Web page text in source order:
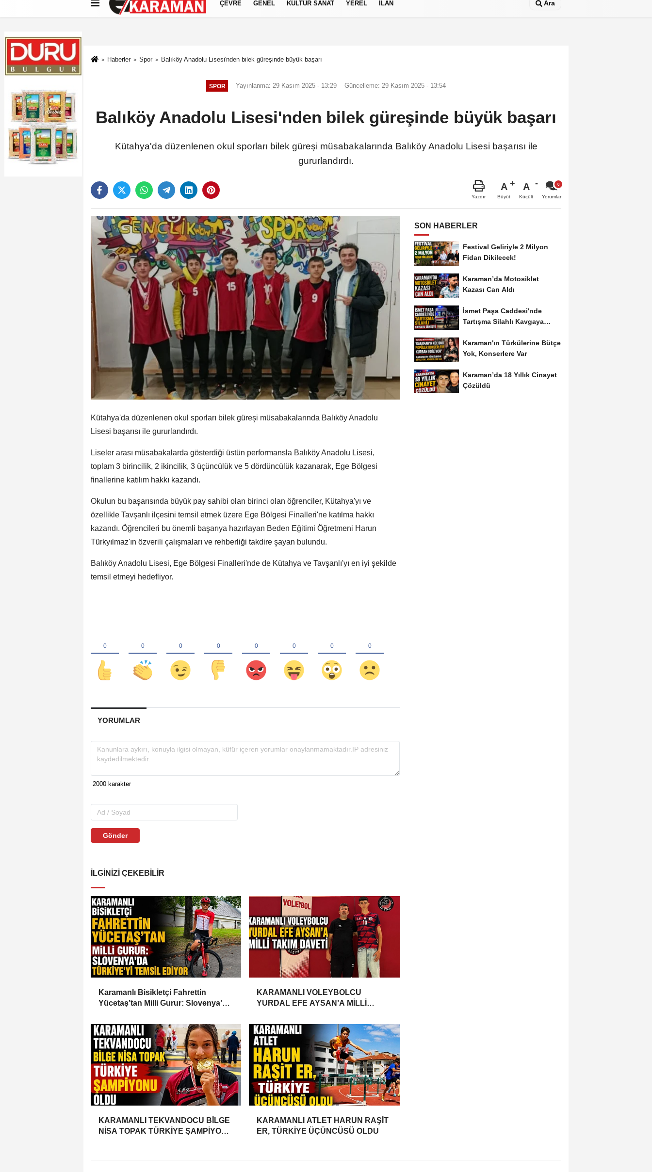
Künye İletişim Çerez Politikası Gizlilik İlkeleri
ÇEVRE GENEL KÜLTÜR SANAT YEREL İLAN Ara
Haberler Spor Balıköy Anadolu Lisesi'nden bilek güreşinde büyük başarı
SPOR Yayınlanma: 29 Kasım 2025 - 13:29 Güncelleme: 29 Kasım 2025 - 13:54
Balıköy Anadolu Lisesi'nden bilek güreşinde büyük başarı
Kütahya'da düzenlenen okul sporları bilek güreşi müsabakalarında Balıköy Anadolu Lisesi başarısı ile
gururlandırdı.
Yazdır
A
Büyüt
A
Küçült Yorumlar
Kütahya'da düzenlenen okul sporları bilek güreşi müsabakalarında Balıköy Anadolu
Lisesi başarısı ile gururlandırdı.
Liseler arası müsabakalarda gösterdiği üstün performansla Balıköy Anadolu Lisesi,
toplam 3 birincilik, 2 ikincilik, 3 üçüncülük ve 5 dördüncülük kazanarak, Ege Bölgesi
finallerine katılım hakkı kazandı.
Okulun bu başarısında büyük pay sahibi olan birinci olan öğrenciler, Kütahya'yı ve
özellikle Tavşanlı ilçesini temsil etmek üzere Ege Bölgesi Finalleri'ne katılma hakkı
kazandı. Öğrencileri bu önemli başarıya hazırlayan Beden Eğitimi Öğretmeni Harun
Türkyılmaz'ın özverili çalışmaları ve rehberliği takdire şayan bulundu.
Balıköy Anadolu Lisesi, Ege Bölgesi Finalleri'nde de Kütahya ve Tavşanlı'yı en iyi şekilde
temsil etmeyi hedefliyor.
YORUMLAR
Gönder
İLGINIZI ÇEKEBILIR
Karamanlı Bisikletçi Fahrettin
Yücetaş’tan Milli Gurur: Slovenya’da
KARAMANLI VOLEYBOLCU
YURDAL EFE AYSAN’A MİLLİ
KARAMANLI TEKVANDOCU BİLGE
NİSA TOPAK TÜRKİYE ŞAMPİYONU
KARAMANLI ATLET HARUN RAŞİT
ER, TÜRKİYE ÜÇÜNCÜSÜ OLDU
SON HABERLER
Festival Geliriyle 2 Milyon
Fidan Dikilecek!
Karaman’da Motosiklet
Kazası Can Aldı
İsmet Paşa Caddesi'nde
Tartışma Silahlı Kavgaya
Karaman'ın Türkülerine Bütçe
Yok, Konserlere Var
Karaman’da 18 Yıllık Cinayet
Çözüldü